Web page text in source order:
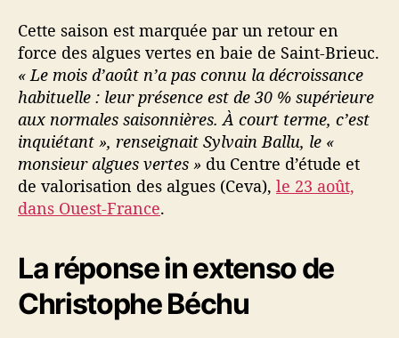
c
h
u
b
o
e
e
u
Cette saison est marquée par un retour en
force des algues vertes en baie de Saint-Brieuc.
« Le mois d’août n’a pas connu la décroissance
habituelle : leur présence est de 30 % supérieure
aux normales saisonnières. À court terme, c’est
inquiétant », renseignait Sylvain Ballu, le «
monsieur algues vertes » du Centre d’étude et
de valorisation des algues (Ceva), le 23 août,
dans Ouest-France.
La réponse in extenso de
Christophe Béchu